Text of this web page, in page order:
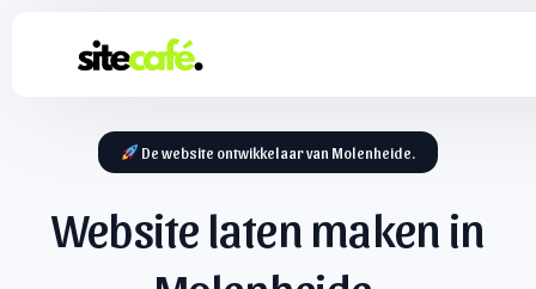
De website ontwikkelaar van Molenheide.
Website laten maken in